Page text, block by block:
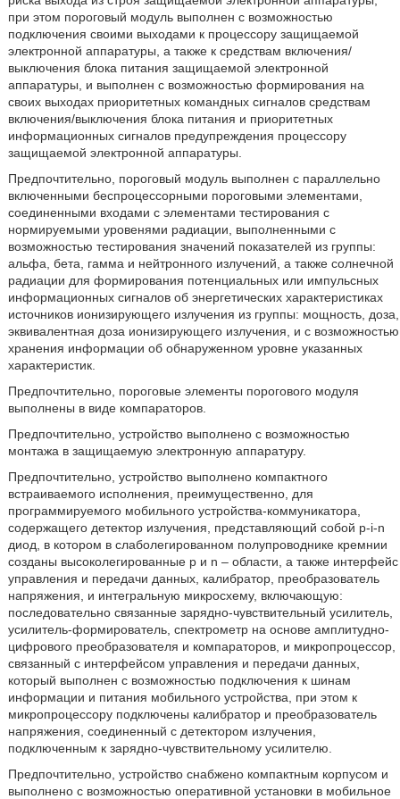
при этом пороговый модуль выполнен с возможностью
подключения своими выходами к процессору защищаемой
электронной аппаратуры, а также к средствам включения/
выключения блока питания защищаемой электронной
аппаратуры, и выполнен с возможностью формирования на
своих выходах приоритетных командных сигналов средствам
включения/выключения блока питания и приоритетных
информационных сигналов предупреждения процессору
защищаемой электронной аппаратуры.
Предпочтительно, пороговый модуль выполнен с параллельно
включенными беспроцессорными пороговыми элементами,
соединенными входами с элементами тестирования с
нормируемыми уровенями радиации, выполненными с
возможностью тестирования значений показателей из группы:
альфа, бета, гамма и нейтронного излучений, а также солнечной
радиации для формирования потенциальных или импульсных
информационных сигналов об энергетических характеристиках
источников ионизирующего излучения из группы: мощность, доза,
эквивалентная доза ионизирующего излучения, и с возможностью
хранения информации об обнаруженном уровне указанных
характеристик.
Предпочтительно, пороговые элементы порогового модуля
выполнены в виде компараторов.
Предпочтительно, устройство выполнено с возможностью
монтажа в защищаемую электронную аппаратуру.
Предпочтительно, устройство выполнено компактного
встраиваемого исполнения, преимущественно, для
программируемого мобильного устройства-коммуникатора,
содержащего детектор излучения, представляющий собой p-i-n
диод, в котором в слаболегированном полупроводнике кремнии
созданы высоколегированные р и n – области, а также интерфейс
управления и передачи данных, калибратор, преобразователь
напряжения, и интегральную микросхему, включающую:
последовательно связанные зарядно-чувствительный усилитель,
усилитель-формирователь, спектрометр на основе амплитудно-
цифрового преобразователя и компараторов, и микропроцессор,
связанный с интерфейсом управления и передачи данных,
который выполнен с возможностью подключения к шинам
информации и питания мобильного устройства, при этом к
микропроцессору подключены калибратор и преобразователь
напряжения, соединенный с детектором излучения,
подключенным к зарядно-чувствительному усилителю.
Предпочтительно, устройство снабжено компактным корпусом и
выполнено с возможностью оперативной установки в мобильное